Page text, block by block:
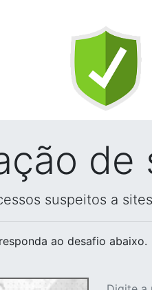
de
suspeitos a
ao desafio abaixo.